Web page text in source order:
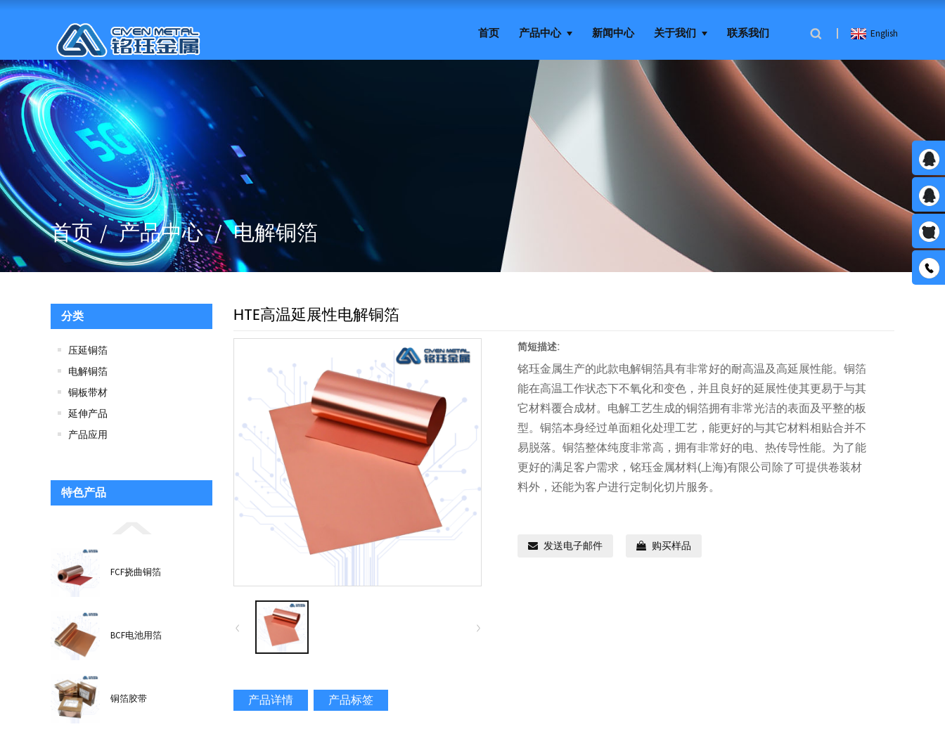
首页 产品中心 新闻中心 关于我们 联系我们 English
首页 产品中心 电解铜箔
分类
压延铜箔
电解铜箔
铜板带材
延伸产品
产品应用
特色产品
FCF挠曲铜箔
BCF电池用箔
铜箔胶带
HTE高温延展性电解铜箔
简短描述:
铭珏金属生产的此款电解铜箔具有非常好的耐高温及高延展性能。铜箔
能在高温工作状态下不氧化和变色，并且良好的延展性使其更易于与其
它材料覆合成材。电解工艺生成的铜箔拥有非常光洁的表面及平整的板
型。铜箔本身经过单面粗化处理工艺，能更好的与其它材料相贴合并不
易脱落。铜箔整体纯度非常高，拥有非常好的电、热传导性能。为了能
更好的满足客户需求，铭珏金属材料(上海)有限公司除了可提供卷装材
料外，还能为客户进行定制化切片服务。
发送电子邮件 购买样品
产品详情 产品标签